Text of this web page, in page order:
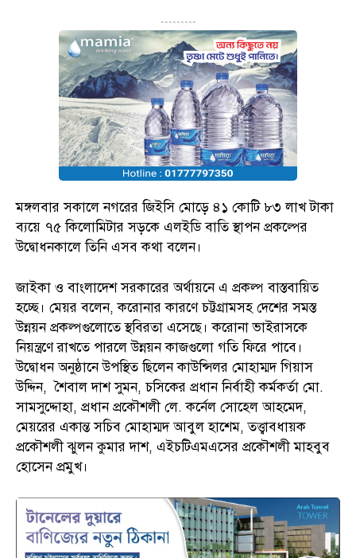
---------
মঙ্গলবার সকালে নগরের জিইসি মোড়ে ৪১ কোটি ৮৩ লাখ টাকা
ব্যয়ে ৭৫ কিলোমিটার সড়কে এলইডি বাতি স্থাপন প্রকল্পের
উদ্বোধনকালে তিনি এসব কথা বলেন।
জাইকা ও বাংলাদেশ সরকারের অর্থায়নে এ প্রকল্প বাস্তবায়িত
হচ্ছে। মেয়র বলেন, করোনার কারণে চট্টগ্রামসহ দেশের সমস্ত
উন্নয়ন প্রকল্পগুলোতে স্থবিরতা এসেছে। করোনা ভাইরাসকে
নিয়ন্ত্রণে রাখতে পারলে উন্নয়ন কাজগুলো গতি ফিরে পাবে।
উদ্বোধন অনুষ্ঠানে উপস্থিত ছিলেন কাউন্সিলর মোহাম্মদ গিয়াস
উদ্দিন, শৈবাল দাশ সুমন, চসিকের প্রধান নির্বাহী কর্মকর্তা মো.
সামসুদ্দোহা, প্রধান প্রকৌশলী লে. কর্নেল সোহেল আহমেদ,
মেয়রের একান্ত সচিব মোহাম্মদ আবুল হাশেম, তত্ত্বাবধায়ক
প্রকৌশলী ঝুলন কুমার দাশ, এইচটিএমএসের প্রকৌশলী মাহবুব
হোসেন প্রমুখ।